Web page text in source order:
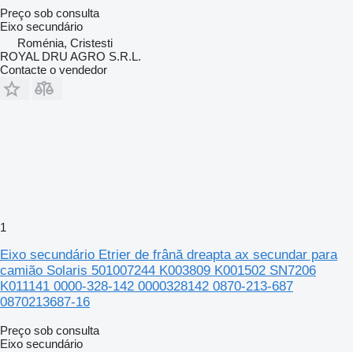
Preço sob consulta
Eixo secundário
Roménia, Cristesti
ROYAL DRU AGRO S.R.L.
Contacte o vendedor
1
Eixo secundário Etrier de frână dreapta ax secundar para
camião Solaris 501007244 K003809 K001502 SN7206
K011141 0000-328-142 0000328142 0870-213-687
0870213687-16
Preço sob consulta
Eixo secundário